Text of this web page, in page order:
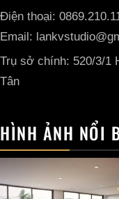
Điện thoại:
Email:
Trụ sở chính: 520/3/1
Tân
HÌNH ẢNH NỔI